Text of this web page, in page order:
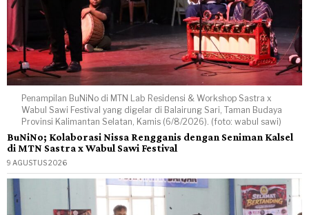
Penampilan BuNiNo di MTN Lab Residensi & Workshop Sastra x
Wabul Sawi Festival yang digelar di Balairung Sari, Taman Budaya
Provinsi Kalimantan Selatan, Kamis (6/8/2026). (foto: wabul sawi)
BuNiNo; Kolaborasi Nissa Rengganis dengan Seniman Kalsel
di MTN Sastra x Wabul Sawi Festival
9 AGUSTUS 2026